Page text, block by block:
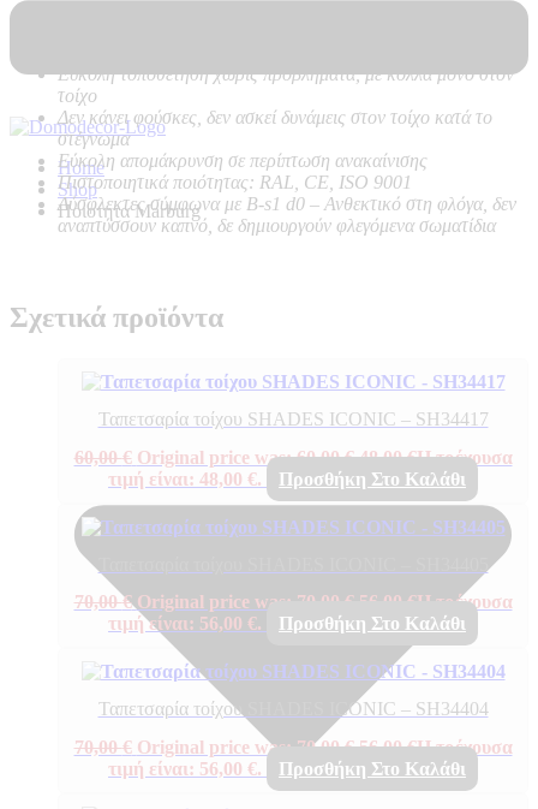
Home
Shop
Ποιοτητα Marburg
Εύκολη τοποθέτηση χωρίς προβλήματα, με κόλλα μόνο στον
τοίχο
Δεν κάνει φούσκες, δεν ασκεί δυνάμεις στον τοίχο κατά το
στέγνωμα
Εύκολη απομάκρυνση σε περίπτωση ανακαίνισης
Πιστοποιητικά ποιότητας: RAL, CE, ISO 9001
Δύσφλεκτες σύμφωνα με B-s1 d0 – Ανθεκτικό στη φλόγα, δεν
αναπτύσσουν καπνό, δε δημιουργούν φλεγόμενα σωματίδια
Σχετικά προϊόντα
Ταπετσαρία τοίχου SHADES ICONIC – SH34417
60,00€ Original price was: 60,00 €.48,00€Η τρέχουσα
τιμή είναι: 48,00 €.
Προσθήκη Στο Καλάθι
70,00€ Original price was: 70,00 €. 56,00 €Η τρέχουσα
τιμή είναι: 56,00 €.
Προσθήκη Στο Καλάθι
Ταπετσαρία τοίχου SHADES ICONIC – SH34404
70,00€ Original price was: 70,00 €.56,00€Η τρέχουσα
τιμή είναι: 56,00 €.
Προσθήκη Στο Καλάθι